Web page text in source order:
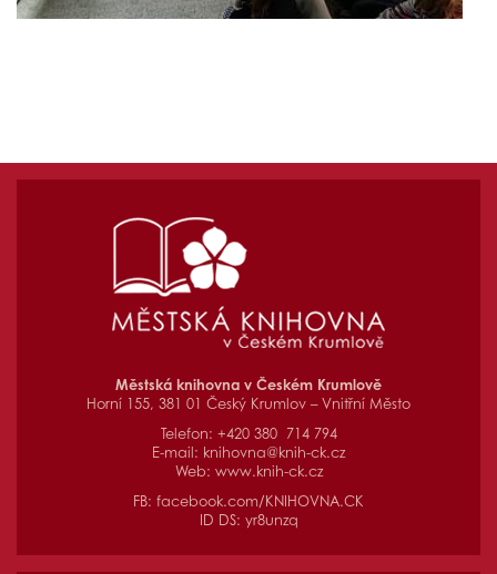
Městská knihovna v Českém Krumlově
Horní 155, 381 01 Český Krumlov – Vnitřní Město
Telefon: +420 380 714 794
E-mail: knihovna@knih-ck.cz
Web: www.knih-ck.cz
FB: facebook.com/KNIHOVNA.CK
ID DS: yr8unzq